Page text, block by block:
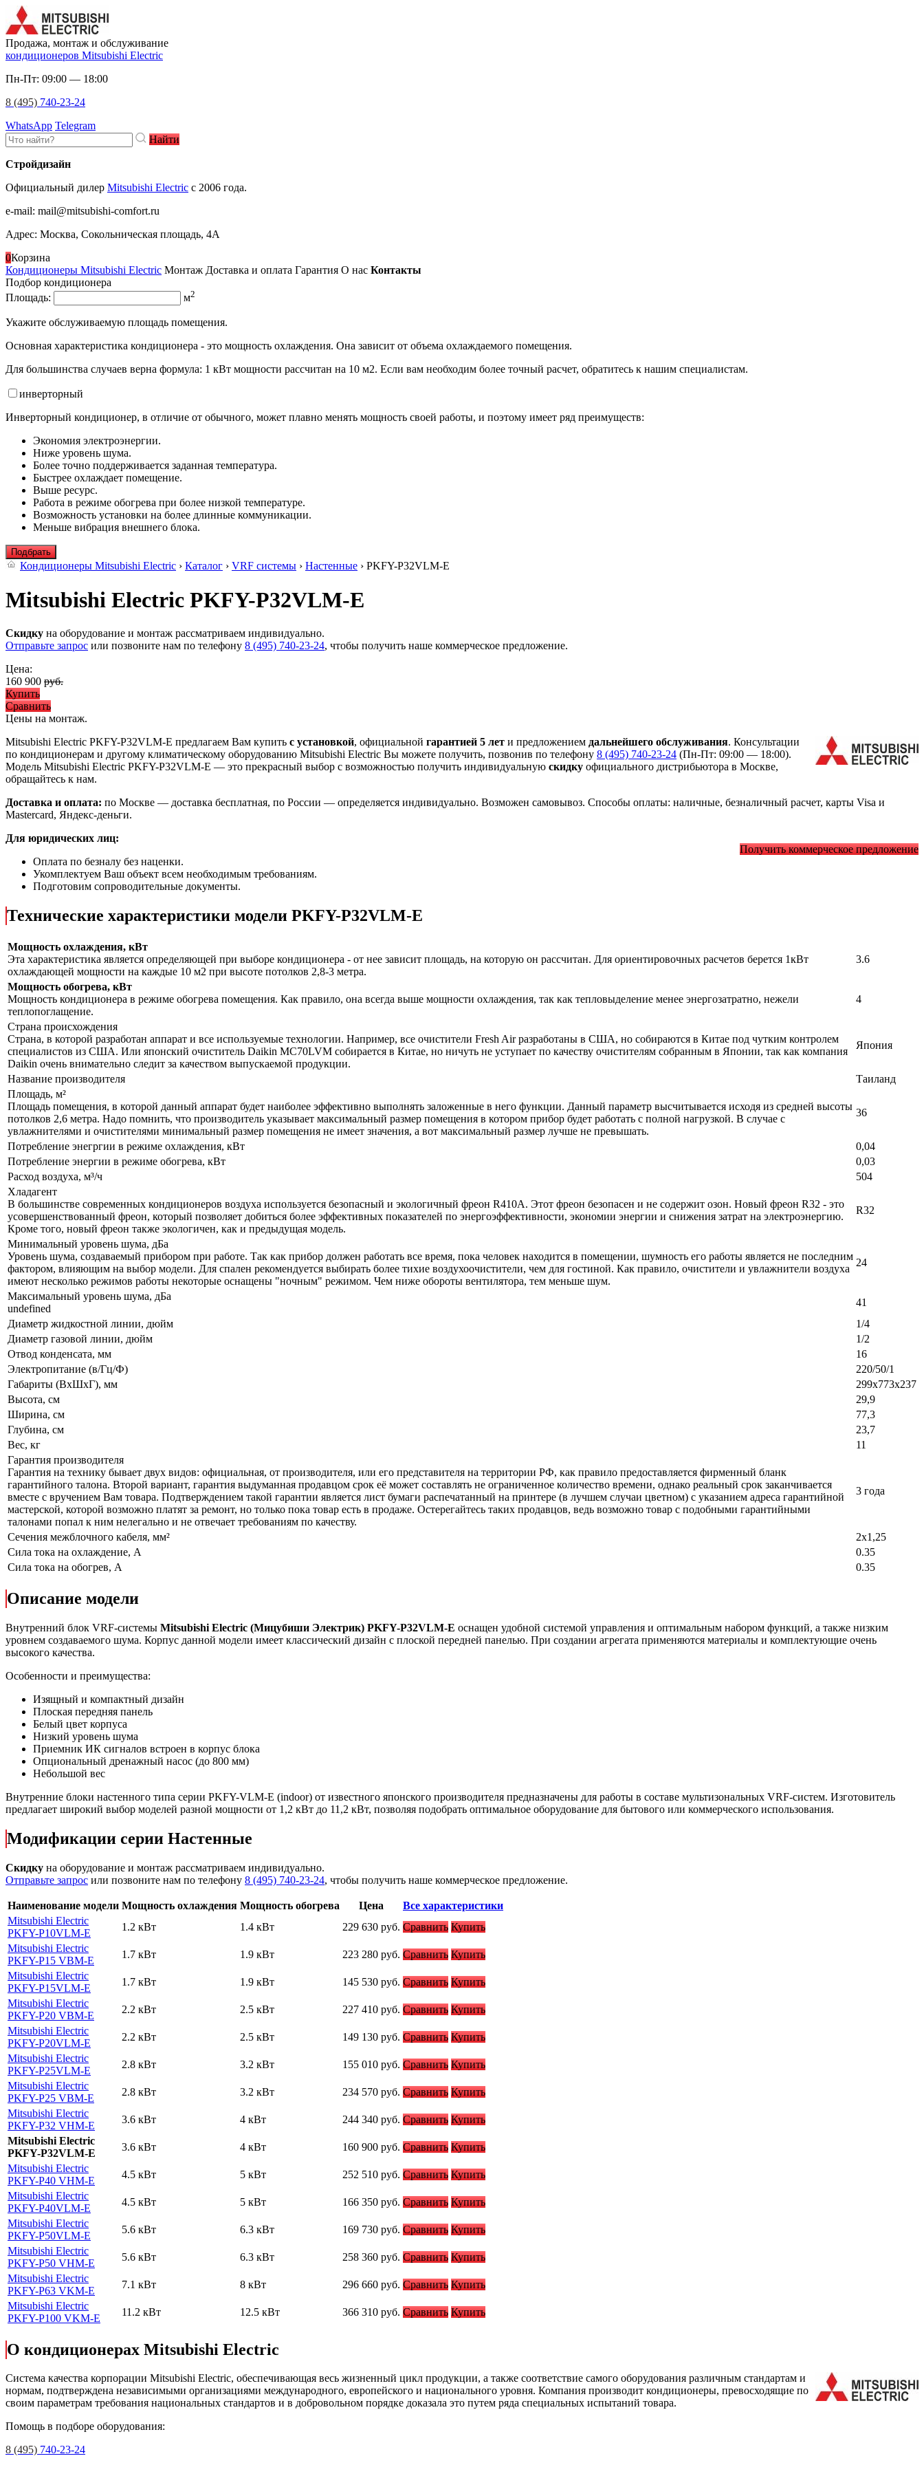
Продажа, монтаж и обслуживание
кондиционеров Mitsubishi Electric
Пн-Пт: 09:00 — 18:00
8 (495) 740-23-24
WhatsApp Telegram
Найти
Стройдизайн
Официальный дилер Mitsubishi Electric c 2006 года.
e-mail: mail@mitsubishi-comfort.ru
Адрес: Москва, Сокольническая площадь, 4А
0Корзина
Кондиционеры Mitsubishi Electric Монтаж Доставка и оплата Гарантия О нас Контакты
Подбор кондиционера
Площадь:
м2
Укажите обслуживаемую площадь помещения.
Основная характеристика кондиционера - это мощность охлаждения. Она зависит от объема охлаждаемого помещения.
Для большинства случаев верна формула: 1 кВт мощности рассчитан на 10 м2. Если вам необходим более точный расчет, обратитесь к нашим специалистам.
инверторный
Инверторный кондиционер, в отличие от обычного, может плавно менять мощность своей работы, и поэтому имеет ряд преимуществ:
Экономия электроэнергии.
Ниже уровень шума.
Более точно поддерживается заданная температура.
Быстрее охлаждает помещение.
Выше ресурс.
Работа в режиме обогрева при более низкой температуре.
Возможность установки на более длинные коммуникации.
Меньше вибрация внешнего блока.
Подбрать
Кондиционеры Mitsubishi Electric › Каталог › VRF системы › Настенные › PKFY-P32VLM-E
Mitsubishi Electric PKFY-P32VLM-E
Скидку на оборудование и монтаж рассматриваем индивидуально.
Отправьте запрос или позвоните нам по телефону 8 (495) 740-23-24, чтобы получить наше коммерческое предложение.
Цена:
160 900 руб.
Купить
Сравнить
Цены на монтаж.
Mitsubishi Electric PKFY-P32VLM-E предлагаем Вам купить с установкой, официальной гарантией 5 лет и предложением дальнейшего обслуживания. Консультации
по кондиционерам и другому климатическому оборудованию Mitsubishi Electric Вы можете получить, позвонив по телефону 8 (495) 740-23-24 (Пн-Пт: 09:00 — 18:00).
Модель Mitsubishi Electric PKFY-P32VLM-E — это прекрасный выбор с возможностью получить индивидуальную скидку официального дистрибьютора в Москве,
обращайтесь к нам.
Доставка и оплата: по Москве — доставка бесплатная, по России — определяется индивидуально. Возможен самовывоз. Способы оплаты: наличные, безналичный расчет, карты Visa и
Mastercard, Яндекс-деньги.
Получить коммерческое предложение
Для юридических лиц:
Оплата по безналу без наценки.
Укомплектуем Ваш объект всем необходимым требованиям.
Подготовим сопроводительные документы.
Технические характеристики модели PKFY-P32VLM-E
Мощность охлаждения, кВт
Эта характеристика является определяющей при выборе кондиционера - от нее зависит площадь, на которую он рассчитан. Для ориентировочных расчетов берется 1кВт
охлаждающей мощности на каждые 10 м2 при высоте потолков 2,8-3 метра.
3.6
Мощность обогрева, кВт
Мощность кондиционера в режиме обогрева помещения. Как правило, она всегда выше мощности охлаждения, так как тепловыделение менее энергозатратно, нежели
теплопоглащение.
4
Страна происхождения
Страна, в которой разработан аппарат и все используемые технологии. Например, все очистители Fresh Air разработаны в США, но собираются в Китае под чутким контролем
специалистов из США. Или японский очиститель Daikin MC70LVM собирается в Китае, но ничуть не уступает по качеству очистителям собранным в Японии, так как компания
Daikin очень внимательно следит за качеством выпускаемой продукции.
Япония
Название производителя
Таиланд
Площадь, м²
Площадь помещения, в которой данный аппарат будет наиболее эффективно выполнять заложенные в него функции. Данный параметр высчитывается исходя из средней высоты
потолков 2,6 метра. Надо помнить, что производитель указывает максимальный размер помещения в котором прибор будет работать с полной нагрузкой. В случае с
увлажнителями и очистителями минимальный размер помещения не имеет значения, а вот максимальный размер лучше не превышать.
36
Потребление энегргии в режиме охлаждения, кВт
0,04
Потребление энергии в режиме обогрева, кВт
0,03
Расход воздуха, м³/ч
504
Хладагент
В большинстве современных кондиционеров воздуха используется безопасный и экологичный фреон R410A. Этот фреон безопасен и не содержит озон. Новый фреон R32 - это
усовершенствованный фреон, который позволяет добиться более эффективных показателей по энергоэффективности, экономии энергии и снижения затрат на электроэнергию.
Кроме того, новый фреон также экологичен, как и предыдущая модель.
R32
Минимальный уровень шума, дБа
Уровень шума, создаваемый прибором при работе. Так как прибор должен работать все время, пока человек находится в помещении, шумность его работы является не последним
фактором, влияющим на выбор модели. Для спален рекомендуется выбирать более тихие воздухоочистители, чем для гостиной. Как правило, очистители и увлажнители воздуха
имеют несколько режимов работы некоторые оснащены "ночным" режимом. Чем ниже обороты вентилятора, тем меньше шум.
24
Максимальный уровень шума, дБа
undefined
41
Диаметр жидкостной линии, дюйм
1/4
Диаметр газовой линии, дюйм
1/2
Отвод конденсата, мм
16
Электропитание (в/Гц/Ф)
220/50/1
Габариты (ВxШxГ), мм
299х773х237
Высота, см
29,9
Ширина, см
77,3
Глубина, см
23,7
Вес, кг
11
Гарантия производителя
Гарантия на технику бывает двух видов: официальная, от производителя, или его представителя на территории РФ, как правило предоставляется фирменный бланк
гарантийного талона. Второй вариант, гарантия выдуманная продавцом срок её может составлять не ограниченное количество времени, однако реальный срок заканчивается
вместе с вручением Вам товара. Подтверждением такой гарантии является лист бумаги распечатанный на принтере (в лучшем случаи цветном) с указанием адреса гарантийной
мастерской, которой возможно платят за ремонт, но только пока товар есть в продаже. Остерегайтесь таких продавцов, ведь возможно товар с подобными гарантийными
талонами попал к ним нелегально и не отвечает требованиям по качеству.
3 года
Сечения межблочного кабеля, мм²
2х1,25
Сила тока на охлаждение, А
0.35
Сила тока на обогрев, А
0.35
Описание модели
Внутренний блок VRF-системы Mitsubishi Electric (Мицубиши Электрик) PKFY-P32VLM-E оснащен удобной системой управления и оптимальным набором функций, а также низким
уровнем создаваемого шума. Корпус данной модели имеет классический дизайн с плоской передней панелью. При создании агрегата применяются материалы и комплектующие очень
высокого качества.
Особенности и преимущества:
Изящный и компактный дизайн
Плоская передняя панель
Белый цвет корпуса
Низкий уровень шума
Приемник ИК сигналов встроен в корпус блока
Опциональный дренажный насос (до 800 мм)
Небольшой вес
Внутренние блоки настенного типа серии PKFY-VLM-E (indoor) от известного японского производителя предназначены для работы в составе мультизональных VRF-систем. Изготовитель
предлагает широкий выбор моделей разной мощности от 1,2 кВт до 11,2 кВт, позволяя подобрать оптимальное оборудование для бытового или коммерческого использования.
Модификации серии Настенные
Скидку на оборудование и монтаж рассматриваем индивидуально.
Отправьте запрос или позвоните нам по телефону 8 (495) 740-23-24, чтобы получить наше коммерческое предложение.
Наименование модели Мощность охлаждения Мощность обогрева Цена
Все характеристики
Mitsubishi Electric
PKFY-P10VLM-E
1.2 кВт 1.4 кВт 229 630 руб. Сравнить Купить
Mitsubishi Electric
PKFY-P15 VВM-E
1.7 кВт 1.9 кВт 223 280 руб. Сравнить Купить
Mitsubishi Electric
PKFY-P15VLM-E
1.7 кВт 1.9 кВт 145 530 руб. Сравнить Купить
Mitsubishi Electric
PKFY-P20 VВM-E
2.2 кВт 2.5 кВт 227 410 руб. Сравнить Купить
Mitsubishi Electric
PKFY-P20VLM-E
2.2 кВт 2.5 кВт 149 130 руб. Сравнить Купить
Mitsubishi Electric
PKFY-P25VLM-E
2.8 кВт 3.2 кВт 155 010 руб. Сравнить Купить
Mitsubishi Electric
PKFY-P25 VВM-E
2.8 кВт 3.2 кВт 234 570 руб. Сравнить Купить
Mitsubishi Electric
PKFY-P32 VHM-E
3.6 кВт 4 кВт 244 340 руб. Сравнить Купить
Mitsubishi Electric
PKFY-P32VLM-E
3.6 кВт 4 кВт 160 900 руб. Сравнить Купить
Mitsubishi Electric
PKFY-P40 VHM-E
4.5 кВт 5 кВт 252 510 руб. Сравнить Купить
Mitsubishi Electric
PKFY-P40VLM-E
4.5 кВт 5 кВт 166 350 руб. Сравнить Купить
Mitsubishi Electric
PKFY-P50VLM-E
5.6 кВт 6.3 кВт 169 730 руб. Сравнить Купить
Mitsubishi Electric
PKFY-P50 VHM-E
5.6 кВт 6.3 кВт 258 360 руб. Сравнить Купить
Mitsubishi Electric
PKFY-P63 VKM-E
7.1 кВт 8 кВт 296 660 руб. Сравнить Купить
Mitsubishi Electric
PKFY-P100 VKM-E
11.2 кВт 12.5 кВт 366 310 руб. Сравнить Купить
О кондиционерах Mitsubishi Electric
Cистема качества корпорации Mitsubishi Electric, обеспечивающая весь жизненный цикл продукции, а также соответствие самого оборудования различным стандартам и
нормам, подтверждена независимыми организациями международного, европейского и национального уровня. Компания производит кондиционеры, превосходящие по
своим параметрам требования национальных стандартов и в добровольном порядке доказала это путем ряда специальных испытаний товара.
Помощь в подборе оборудования:
8 (495) 740-23-24